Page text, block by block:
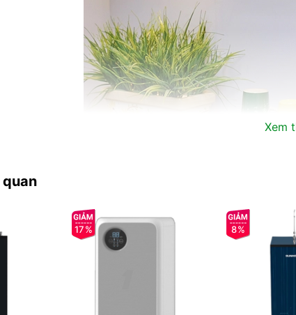
nhấn có màn hình LED, chỉ dẫn dễ hiểu, thuận tiện cho
Xem
17% 8%